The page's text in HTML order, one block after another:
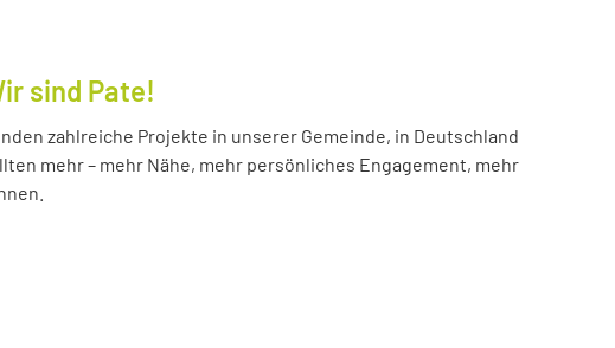
sind Pate!
zahlreiche Projekte in unserer Gemeinde, in Deutschland
mehr – mehr Nähe, mehr persönliches Engagement, mehr